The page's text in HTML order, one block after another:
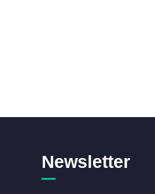
Newsletter